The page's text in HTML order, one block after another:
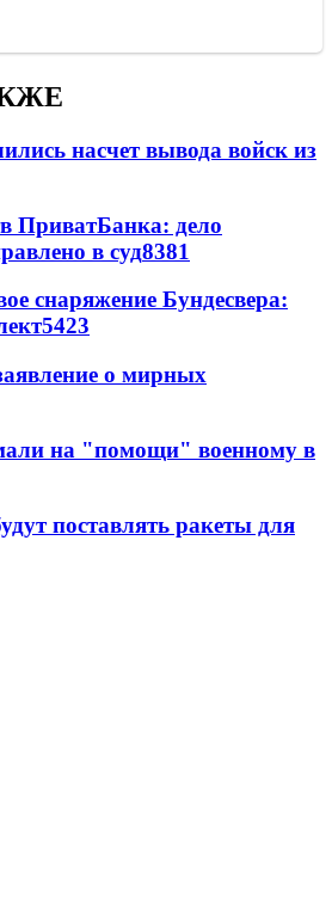
насчет вывода войск из
ПриватБанка: дело
в суд8381
снаряжение Бундесвера:
5423
о мирных
на "помощи" военному в
поставлять ракеты для